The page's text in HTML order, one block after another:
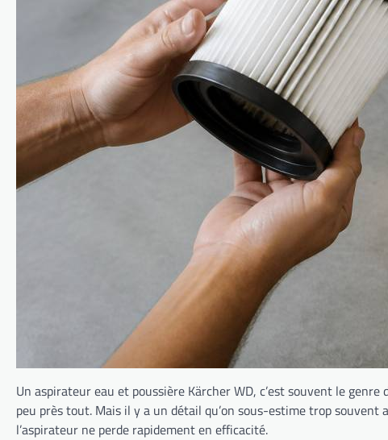
Un aspirateur eau et poussière Kärcher WD, c’est souvent le
peu près tout. Mais il y a un détail qu’on sous-estime trop
l’aspirateur ne perde rapidement en efficacité.